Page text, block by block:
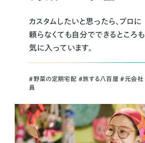
カスタムしたいと思ったら、プロに
頼らなくても自分でできるところも
気に入っています。
＃野菜の定期宅配 ＃旅する八百屋 ＃元会社
員